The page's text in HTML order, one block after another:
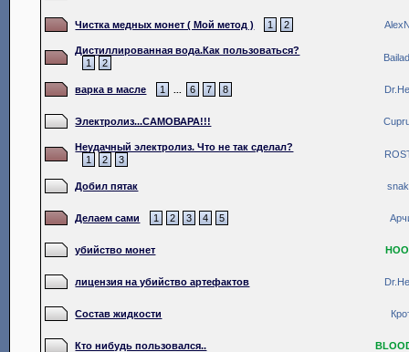
Чистка медных монет ( Мой метод ) 1 2
Дистиллированная вода.Как пользоваться?
1
2
варка в масле 1 6 7 8
Электролиз...САМОВАРА!!!
Неудачный электролиз. Что не так сделал?
1
2 3
Добил пятак
Делаем сами 1 2 3 4 5
убийство монет
лицензия на убийство артефактов
Состав жидкости
Кто нибудь пользовался..